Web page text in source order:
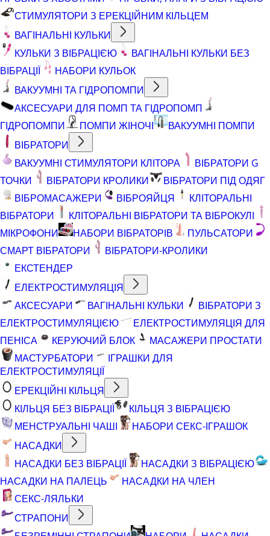
СТИМУЛЯТОРИ З ЕРЕКЦІЙНИМ КІЛЬЦЕМ
ВАГІНАЛЬНІ КУЛЬКИ
КУЛЬКИ З ВІБРАЦІЄЮ
ВАГІНАЛЬНІ КУЛЬКИ БЕЗ
ВІБРАЦІЇ
НАБОРИ КУЛЬОК
ВАКУУМНІ ТА ГІДРОПОМПИ
АКСЕСУАРИ ДЛЯ ПОМП ТА ГІДРОПОМП
ГІДРОПОМПИ
ПОМПИ ЖІНОЧІ
ВАКУУМНІ ПОМПИ
ВІБРАТОРИ
ВАКУУМНІ СТИМУЛЯТОРИ КЛІТОРА
ВІБРАТОРИ G
ТОЧКИ
ВІБРАТОРИ КРОЛИКИ
ВІБРАТОРИ ПІД ОДЯГ
ВІБРОМАСАЖЕРИ
ВІБРОЯЙЦЯ
КЛІТОРАЛЬНІ
ВІБРАТОРИ
КЛІТОРАЛЬНІ ВІБРАТОРИ ТА ВІБРОКУЛІ
МІКРОФОНИ
НАБОРИ ВІБРАТОРІВ
ПУЛЬСАТОРИ
СМАРТ ВІБРАТОРИ
ВІБРАТОРИ-КРОЛИКИ
ЕКСТЕНДЕР
ЕЛЕКТРОСТИМУЛЯЦІЯ
АКСЕСУАРИ
ВАГІНАЛЬНІ КУЛЬКИ
ВІБРАТОРИ З
ЕЛЕКТРОСТИМУЛЯЦІЄЮ
ЕЛЕКТРОСТИМУЛЯЦІЯ ДЛЯ
ПЕНІСА
КЕРУЮЧИЙ БЛОК
МАСАЖЕРИ ПРОСТАТИ
МАСТУРБАТОРИ
ІГРАШКИ ДЛЯ
ЕЛЕКТРОСТИМУЛЯЦІЇ
ЕРЕКЦІЙНІ КІЛЬЦЯ
КІЛЬЦЯ БЕЗ ВІБРАЦІЇ
КІЛЬЦЯ З ВІБРАЦІЄЮ
МЕНСТРУАЛЬНІ ЧАШІ
НАБОРИ СЕКС-ІГРАШОК
НАСАДКИ
НАСАДКИ БЕЗ ВІБРАЦІЇ
НАСАДКИ З ВІБРАЦІЄЮ
НАСАДКИ НА ПАЛЕЦЬ
НАСАДКИ НА ЧЛЕН
СЕКС-ЛЯЛЬКИ
СТРАПОНИ